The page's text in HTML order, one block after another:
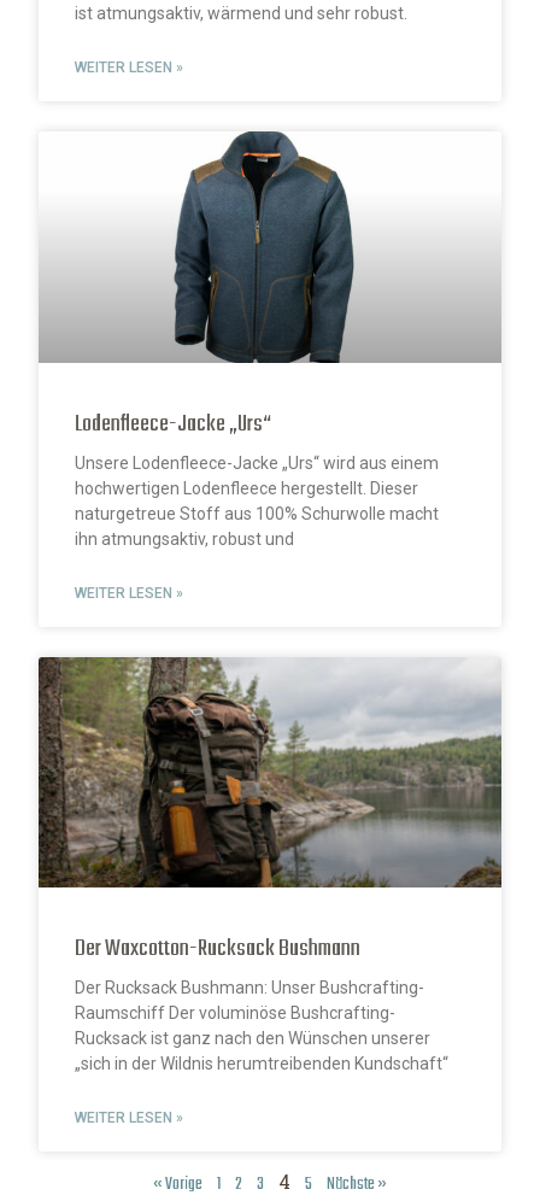
ist atmungsaktiv, wärmend und sehr robust.
WEITER LESEN »
Lodenfleece-Jacke „Urs“
Unsere Lodenfleece-Jacke „Urs“ wird aus einem
hochwertigen Lodenfleece hergestellt. Dieser
naturgetreue Stoff aus 100% Schurwolle macht
ihn atmungsaktiv, robust und
WEITER LESEN »
Der Waxcotton-Rucksack Bushmann
Der Rucksack Bushmann: Unser Bushcrafting-
Raumschiff Der voluminöse Bushcrafting-
Rucksack ist ganz nach den Wünschen unserer
„sich in der Wildnis herumtreibenden Kundschaft“
WEITER LESEN »
« Vorige 1 2 3 4 5 Nächste »